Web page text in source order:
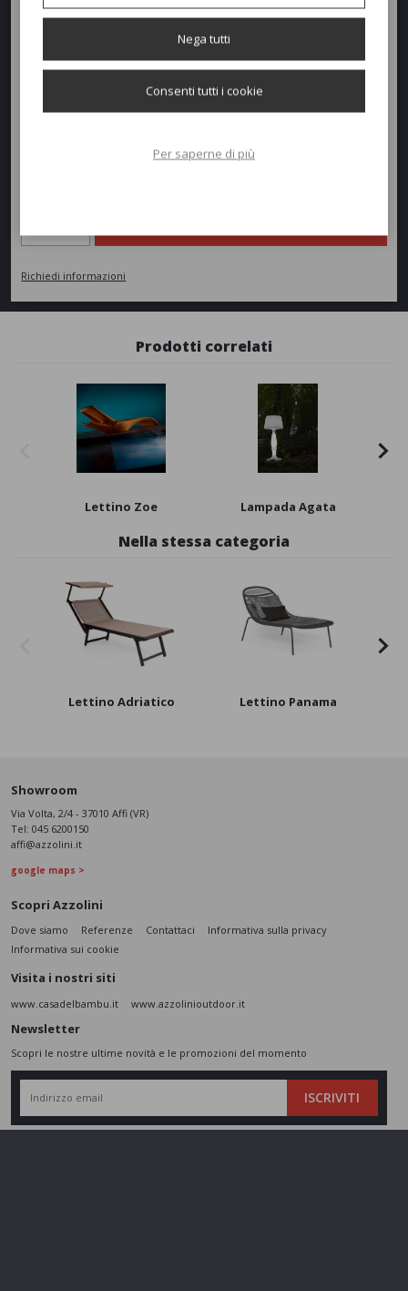
Altezza:54cm
Peso:22kg
Richiedi informazioni
Prodotti correlati
Lettino Zoe Lampada Agata
Nella stessa categoria
Lettino Adriatico Lettino Panama
Showroom
Via Volta, 2/4 - 37010 Affi (VR)
Tel: 045 6200150
affi@azzolini.it
google maps >
Scopri Azzolini
Dove siamo Referenze Contattaci
Informativa sulla privacy
Informativa sui cookie
Visita i nostri siti
www.casadelbambu.it www.azzolinioutdoor.it
Newsletter
Scopri le nostre ultime novità e le promozioni del momento
ISCRIVITI
Nega tutti
Consenti tutti i cookie
Per saperne di più